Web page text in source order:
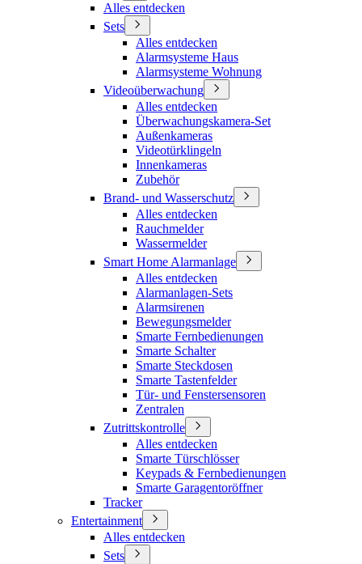
Alles entdecken
Sets
Alles entdecken
Alarmsysteme Haus
Alarmsysteme Wohnung
Videoüberwachung
Alles entdecken
Überwachungskamera-Set
Außenkameras
Videotürklingeln
Innenkameras
Zubehör
Brand- und Wasserschutz
Alles entdecken
Rauchmelder
Wassermelder
Smart Home Alarmanlage
Alles entdecken
Alarmanlagen-Sets
Alarmsirenen
Bewegungsmelder
Smarte Fernbedienungen
Smarte Schalter
Smarte Steckdosen
Smarte Tastenfelder
Tür- und Fenstersensoren
Zentralen
Zutrittskontrolle
Alles entdecken
Smarte Türschlösser
Keypads & Fernbedienungen
Smarte Garagentoröffner
Tracker
Entertainment
Alles entdecken
Sets